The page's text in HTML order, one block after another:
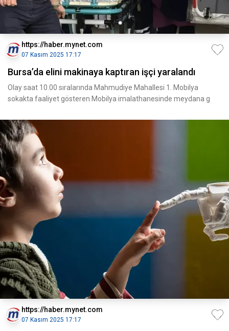
https://haber.mynet.com
07 Kasım 2025 17:17
Bursa’da elini makinaya kaptıran işçi yaralandı
Olay saat 10.00 sıralarında Mahmudiye Mahallesi 1. Mobilya
sokakta faaliyet gösteren Mobilya imalathanesinde meydana g
https://haber.mynet.com
07 Kasım 2025 17:17